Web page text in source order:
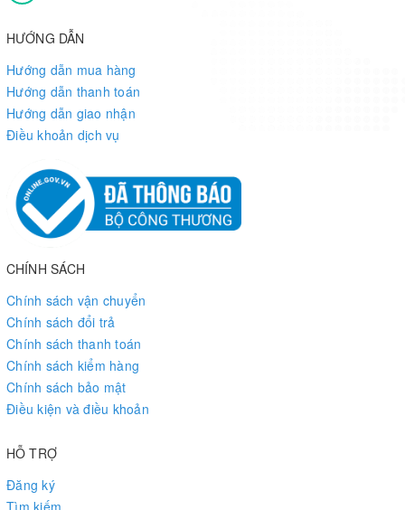
HƯỚNG DẪN
Hướng dẫn mua hàng
Hướng dẫn thanh toán
Hướng dẫn giao nhận
Điều khoản dịch vụ
CHÍNH SÁCH
Chính sách vận chuyển
Chính sách đổi trả
Chính sách thanh toán
Chính sách kiểm hàng
Chính sách bảo mật
Điều kiện và điều khoản
HỖ TRỢ
Đăng ký
Tìm kiếm